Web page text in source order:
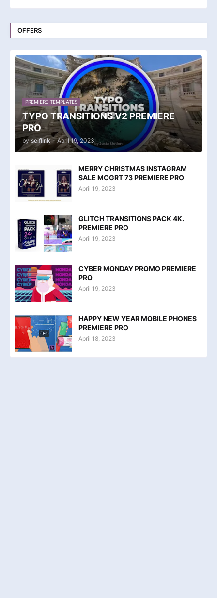
OFFERS
PREMIERE TEMPLATES
TYPO TRANSITIONS V2 PREMIERE
PRO
by seiflink - April 19, 2023
MERRY CHRISTMAS INSTAGRAM
SALE MOGRT 73 PREMIERE PRO
April 19, 2023
GLITCH TRANSITIONS PACK 4K.
PREMIERE PRO
April 19, 2023
CYBER MONDAY PROMO PREMIERE
PRO
April 19, 2023
HAPPY NEW YEAR MOBILE PHONES
PREMIERE PRO
April 18, 2023